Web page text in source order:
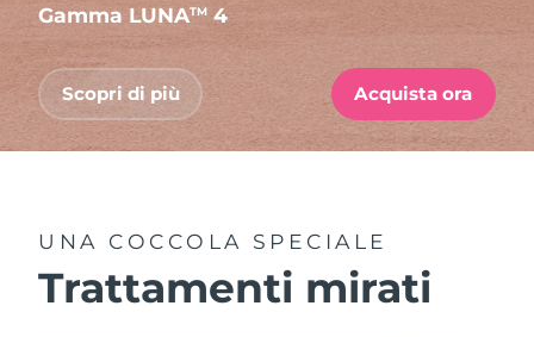
Gamma LUNATM 4
Scopri di più Acquista ora
UNA COCCOLA SPECIALE
Trattamenti mirati